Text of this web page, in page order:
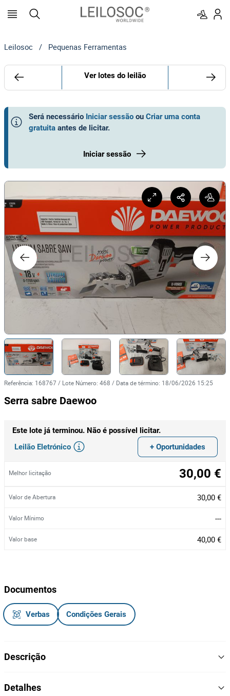
Leilosoc / Pequenas Ferramentas
Ver lotes do leilão
Será necessário Iniciar sessão ou Criar uma conta
gratuita antes de licitar.
Iniciar sessão
Referência: 168767 / Lote Número: 468 / Data de término: 18/06/2026 15:25
Serra sabre Daewoo
Este lote já terminou. Não é possível licitar.
Leilão Eletrónico
+ Oportunidades
Melhor licitação 30,00 €
Valor de Abertura 30,00 €
Valor Mínimo ---
Valor base 40,00 €
Documentos
Verbas Condições Gerais
Descrição
Marca: Daewoo
Detalhes